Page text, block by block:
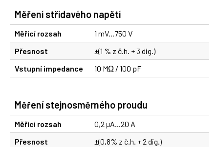
Měření střídavého napětí
Měřicí rozsah
1 mV...750 V
Přesnost
±(1 % z č.h. + 3 dig.)
Vstupní impedance
10 MΩ / 100 pF
Měření stejnosměrného proudu
Měřicí rozsah
0,2 µA...20 A
Přesnost
±(0,8% z č.h. + 2 dig.)